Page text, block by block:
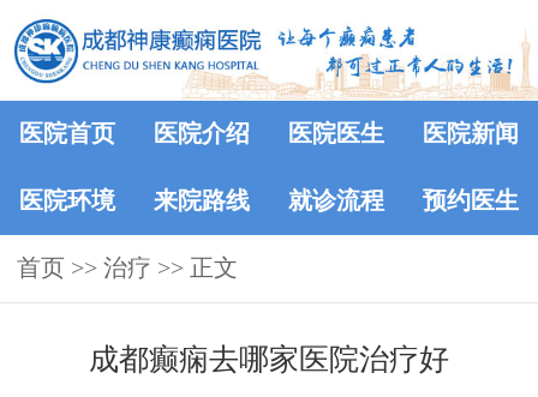
医院首页 医院介绍 医院医生 医院新闻
医院环境 来院路线 就诊流程 预约医生
首页 >> 治疗 >> 正文
成都癫痫去哪家医院治疗好